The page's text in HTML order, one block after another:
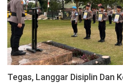
Tegas, Langgar Disiplin Dan